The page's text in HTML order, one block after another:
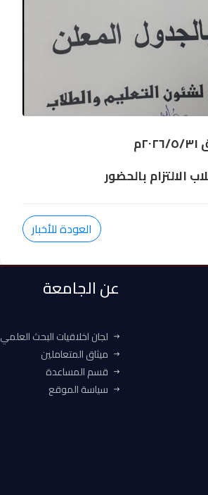
الالتزام بالحضور
العودة للأخبار
عن الجامعة
لجان اخلاقيات البحث العلمي
ميثاق المتعاملين
قسم المساعدة
سياسة الموقع